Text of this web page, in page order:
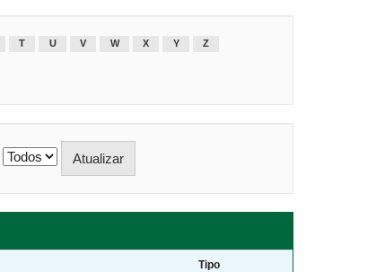
T U V W X Y Z
Tipo